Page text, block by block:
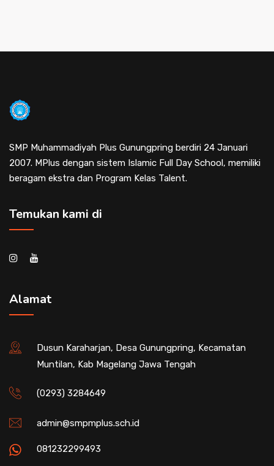
SMP Muhammadiyah Plus Gunungpring berdiri 24 Januari
2007. MPlus dengan sistem Islamic Full Day School, memiliki
beragam ekstra dan Program Kelas Talent.
Temukan kami di
Alamat
Dusun Karaharjan, Desa Gunungpring, Kecamatan
Muntilan, Kab Magelang Jawa Tengah
(0293) 3284649
admin@smpmplus.sch.id
081232299493